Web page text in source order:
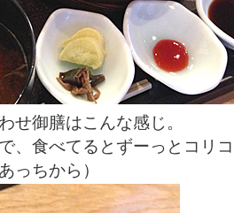
せ御膳はこんな感じ。
、食べてるとずーっとコリ
っちから）